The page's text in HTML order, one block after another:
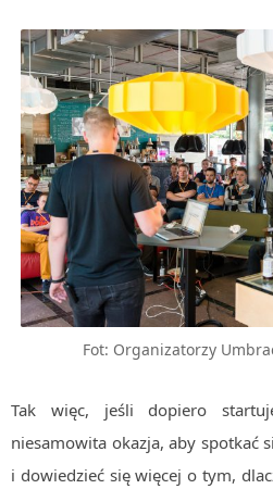
.htaccess
HTML 5
CSS 3
Django
PHP
MOBILE
Android
KONTROLA
BAZY
SQL
MySQL
Fot: Organizatorzy
Tak więc, jeśli dopiero
niesamowita okazja, aby spotkać
i dowiedzieć się więcej o tym,